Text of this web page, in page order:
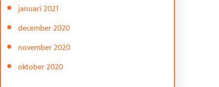
januari 2021
december 2020
november 2020
oktober 2020